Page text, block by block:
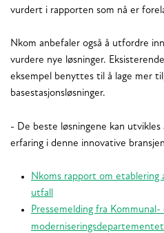
vurdert i rapporten som nå er
Nkom anbefaler også å utfordre
vurdere nye løsninger.
eksempel benyttes til å lage mer
basestasjonsløsninger.
- De beste løsningene kan utvikles
erfaring i denne innovative
Nkoms rapport om etablering
utfall
Pressemelding fra Kommunal-
moderniseringsdepartementet